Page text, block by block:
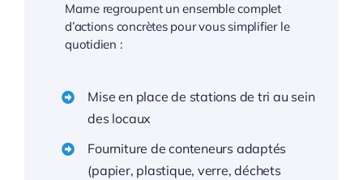
Marne regroupent un ensemble complet
d’actions concrètes pour vous simplifier le
quotidien :
Mise en place de stations de tri au sein
des locaux
Fourniture de conteneurs adaptés
(papier, plastique, verre, déchets